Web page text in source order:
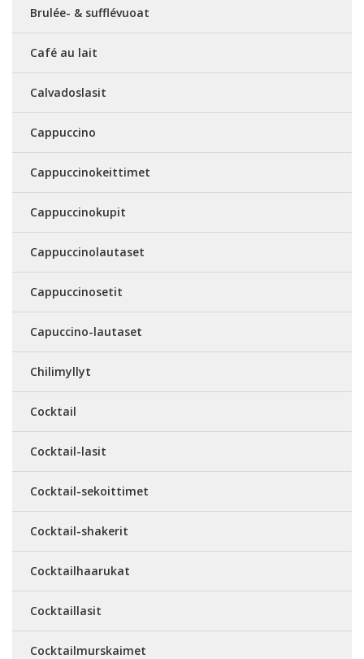
Brulée- & sufflévuoat
Café au lait
Calvadoslasit
Cappuccino
Cappuccinokeittimet
Cappuccinokupit
Cappuccinolautaset
Cappuccinosetit
Capuccino-lautaset
Chilimyllyt
Cocktail
Cocktail-lasit
Cocktail-sekoittimet
Cocktail-shakerit
Cocktailhaarukat
Cocktaillasit
Cocktailmurskaimet